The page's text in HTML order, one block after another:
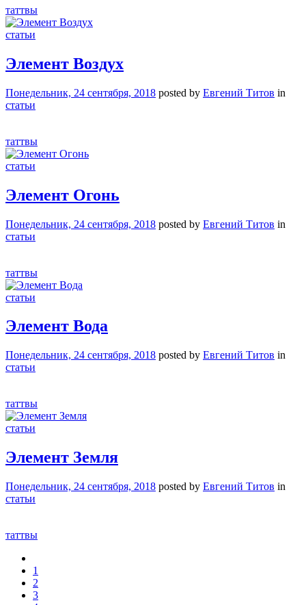
таттвы
статьи
Элемент Воздух
Понедельник, 24 сентября, 2018 posted by Евгений Титов in
статьи
таттвы
статьи
Элемент Огонь
Понедельник, 24 сентября, 2018 posted by Евгений Титов in
статьи
таттвы
статьи
Элемент Вода
Понедельник, 24 сентября, 2018 posted by Евгений Титов in
статьи
таттвы
статьи
Элемент Земля
Понедельник, 24 сентября, 2018 posted by Евгений Титов in
статьи
таттвы
1
2
3